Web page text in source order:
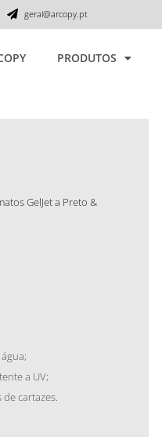
geral@arcopy.pt
PRODUTOS
GelJet a Preto &
a UV;
cartazes.